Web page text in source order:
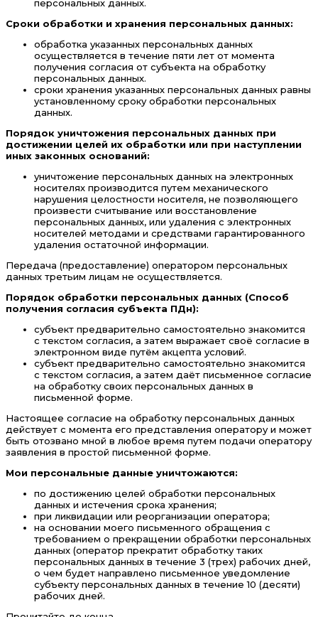
персональных данных.
Сроки обработки и хранения персональных данных:
обработка указанных персональных данных
осуществляется в течение пяти лет от момента
получения согласия от субъекта на обработку
персональных данных.
сроки хранения указанных персональных данных равны
установленному сроку обработки персональных
данных.
Порядок уничтожения персональных данных при
достижении целей их обработки или при наступлении
иных законных оснований:
уничтожение персональных данных на электронных
носителях производится путем механического
нарушения целостности носителя, не позволяющего
произвести считывание или восстановление
персональных данных, или удаления с электронных
носителей методами и средствами гарантированного
удаления остаточной информации.
Передача (предоставление) оператором персональных
данных третьим лицам не осуществляется.
Порядок обработки персональных данных (Способ
получения согласия субъекта ПДн):
субъект предварительно самостоятельно знакомится
с текстом согласия, а затем выражает своё согласие в
электронном виде путём акцепта условий.
субъект предварительно самостоятельно знакомится
с текстом согласия, а затем даёт письменное согласие
на обработку своих персональных данных в
письменной форме.
Настоящее согласие на обработку персональных данных
действует с момента его представления оператору и может
быть отозвано мной в любое время путем подачи оператору
заявления в простой письменной форме.
Мои персональные данные уничтожаются:
по достижению целей обработки персональных
данных и истечения срока хранения;
при ликвидации или реорганизации оператора;
на основании моего письменного обращения с
требованием о прекращении обработки персональных
данных (оператор прекратит обработку таких
персональных данных в течение 3 (трех) рабочих дней,
о чем будет направлено письменное уведомление
субъекту персональных данных в течение 10 (десяти)
рабочих дней.